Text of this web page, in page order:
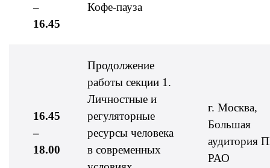
–
16.45
Кофе-пауза
16.45
–
18.00
Продолжение
работы секции 1.
Личностные и
регуляторные
ресурсы человека
в современных
г. Москва,
Большая
аудитория
РАО